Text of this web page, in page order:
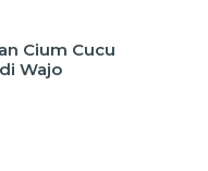
Cium Cucu
Wajo